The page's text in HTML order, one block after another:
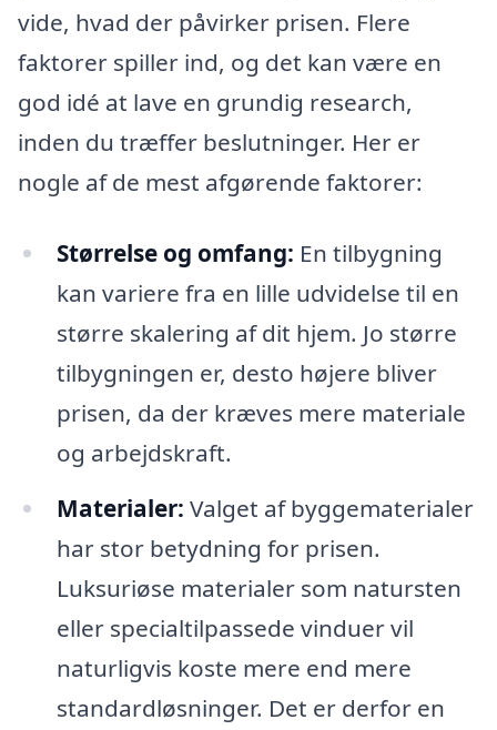
vide, hvad der påvirker prisen. Flere
faktorer spiller ind, og det kan være en
god idé at lave en grundig research,
inden du træffer beslutninger. Her er
nogle af de mest afgørende faktorer:
Størrelse og omfang: En tilbygning
kan variere fra en lille udvidelse til en
større skalering af dit hjem. Jo større
tilbygningen er, desto højere bliver
prisen, da der kræves mere materiale
og arbejdskraft.
Materialer: Valget af byggematerialer
har stor betydning for prisen.
Luksuriøse materialer som natursten
eller specialtilpassede vinduer vil
naturligvis koste mere end mere
standardløsninger. Det er derfor en